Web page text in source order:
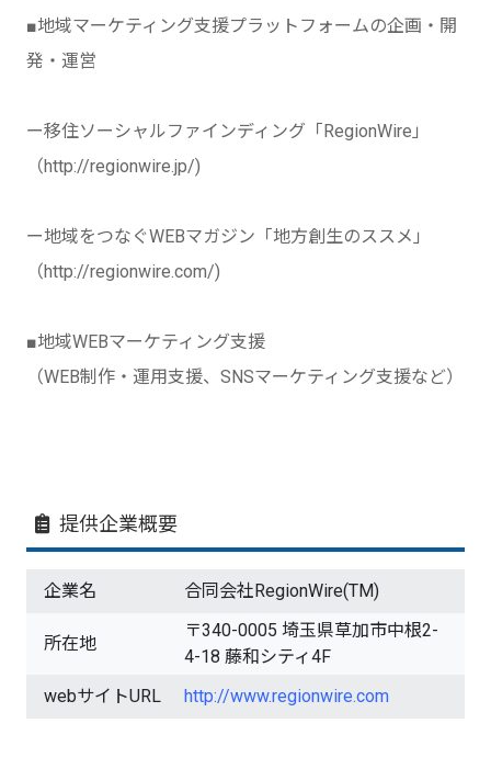
■地域マーケティング支援プラットフォームの企画・開
発・運営
ー移住ソーシャルファインディング「RegionWire」
（http://regionwire.jp/)
ー地域をつなぐWEBマガジン「地方創生のススメ」
（http://regionwire.com/)
■地域WEBマーケティング支援
（WEB制作・運用支援、SNSマーケティング支援など）
提供企業概要
企業名 合同会社RegionWire(TM)
所在地
〒340-0005 埼玉県草加市中根2-
4-18 藤和シティ4F
webサイトURL
http://www.regionwire.com